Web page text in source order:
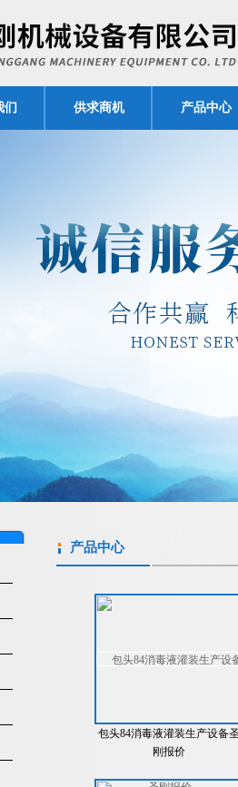
们 供求商机 产品中心
产品中心
包头84消毒液灌装生产设备
刚报价